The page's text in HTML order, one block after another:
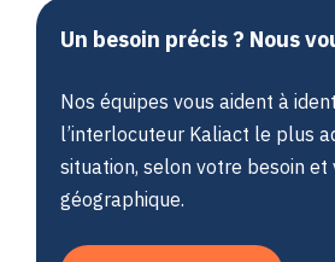
Un besoin précis ? Nous
Nos équipes vous aident à
l’interlocuteur Kaliact le plus
situation, selon votre besoin
géographique.